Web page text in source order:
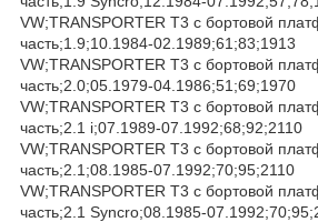
VW;TRANSPORTER T3 c бортовой
часть;1.9;10.1984-02.1989;61;83;1913
VW;TRANSPORTER T3 c бортовой
часть;2.0;05.1979-04.1986;51;69;1970
VW;TRANSPORTER T3 c бортовой
часть;2.1 i;07.1989-07.1992;68;92;2110
VW;TRANSPORTER T3 c бортовой
часть;2.1;08.1985-07.1992;70;95;2110
VW;TRANSPORTER T3 c бортовой
часть;2.1 Syncro;08.1985-